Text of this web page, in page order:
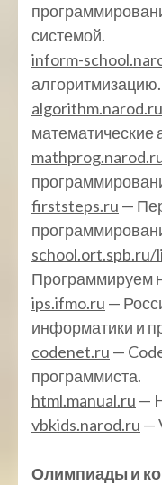
системой.
inform-
алгоритмизацию.
algorithm.narod.ru
математические
firststeps.ru —
Программируем
ips.ifmo.ru —
информатики и
codenet.ru —
программиста.
html.manual.ru —
vbkids.narod.ru —
Олимпиады и